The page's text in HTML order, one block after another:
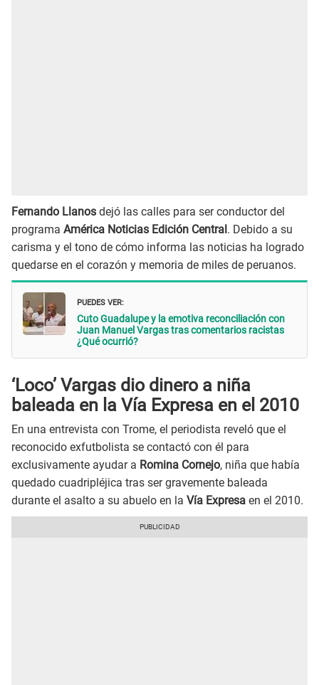
Fernando Llanos dejó las calles para ser conductor del
programa América Noticias Edición Central. Debido a su
carisma y el tono de cómo informa las noticias ha logrado
quedarse en el corazón y memoria de miles de peruanos.
PUEDES VER:
Cuto Guadalupe y la emotiva reconciliación con
Juan Manuel Vargas tras comentarios racistas
¿Qué ocurrió?
‘Loco’ Vargas dio dinero a niña
baleada en la Vía Expresa en el 2010
En una entrevista con Trome, el periodista reveló que el
reconocido exfutbolista se contactó con él para
exclusivamente ayudar a Romina Cornejo, niña que había
quedado cuadripléjica tras ser gravemente baleada
durante el asalto a su abuelo en la Vía Expresa en el 2010.